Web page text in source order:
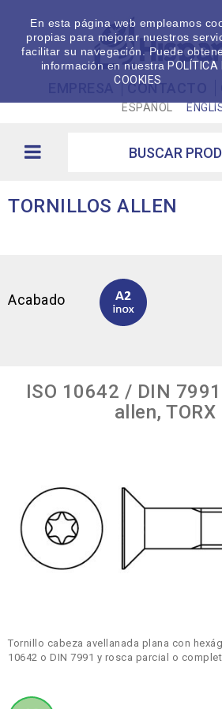
CONTACTO
ESPAÑOL
TORNILLOS ALLEN
Acabado
ISO 10642 / DIN
allen, TORX
Tornillo cabeza avellanada plana con
10642 o DIN 7991 y rosca parcial o
En esta página web empleamos
propias para mejorar nuestros
facilitar su navegación. Puede
información en nuestra POLÍTICA
COOKIES